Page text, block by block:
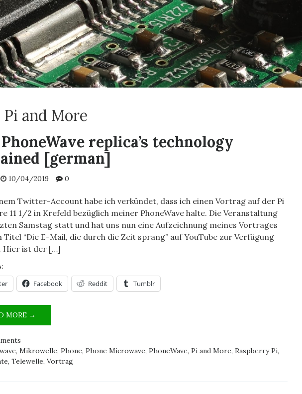
Pi and More
replica’s technology
[german]
10/04/2019 0
Twitter-Account habe ich verkündet, dass ich einen Vortrag auf der Pi
11 1/2 in Krefeld bezüglich meiner PhoneWave halte. Die Veranstaltung
Samstag statt und hat uns nun eine Aufzeichnung meines Vortrages
Titel “Die E-Mail, die durch die Zeit sprang” auf YouTube zur Verfügung
Hier ist der […]
Facebook Reddit Tumblr
MORE →
PHONEWAVE
EXPLAINED
[GERMAN]
, Mikrowelle, Phone, Phone Microwave, PhoneWave, Pi and More, Raspberry Pi,
, Telewelle, Vortrag